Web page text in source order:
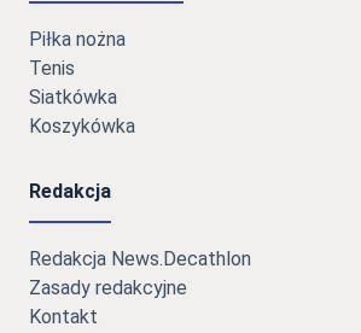
Piłka nożna
Tenis
Siatkówka
Koszykówka
Redakcja
Redakcja News.Decathlon
Zasady redakcyjne
Kontakt